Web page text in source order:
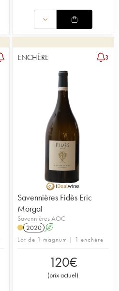
ENCHÈRE 3
Savennières Fidès Eric
Morgat
Savennières AOC
2020 A
Lot de 1 magnum | 1 enchère
120€
(prix actuel)